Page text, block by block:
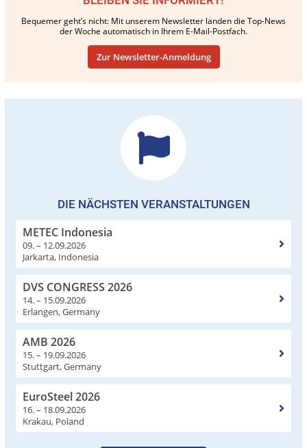
Bequemer geht’s nicht: Mit unserem Newsletter landen die Top-News
der Woche automatisch in Ihrem E-Mail-Postfach.
Zur Newsletter-Anmeldung
DIE NÄCHSTEN VERANSTALTUNGEN
METEC Indonesia
09. – 12.09.2026
Jarkarta, Indonesia
DVS CONGRESS 2026
14. – 15.09.2026
Erlangen, Germany
AMB 2026
15. – 19.09.2026
Stuttgart, Germany
EuroSteel 2026
16. – 18.09.2026
Krakau, Poland